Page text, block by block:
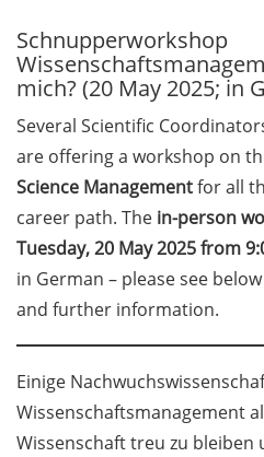
GAUSS Career Service
Newsletter 06/2026
GAUSS Career online
Grant Writing (9 July 2026)
GAUSS Career Impulse
Session (10 July 2026, 11:30-
13:00, in-person) with Dr.
Lydia Frick (Director Market
Access at Kintiga, Hanover):
“From Neurons to
Negotiations: Building a
Career in Pharma Strategy
Consulting”
Schnupperworkshop
mich? (20 May 2025; in
Several Scientific
are offering a workshop on
Science Managementfor all
career path. The in-person
Tuesday, 20 May 2025 from
in German – please see
and further information.
Einige
Wissenschaftsmanagement
Wissenschaft treu zu bleiben